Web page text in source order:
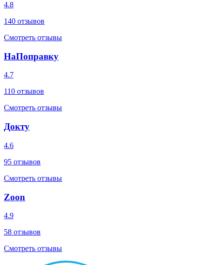
4.8
140 отзывов
Смотреть отзывы
НаПоправку
4.7
110 отзывов
Смотреть отзывы
Докту
4.6
95 отзывов
Смотреть отзывы
Zoon
4.9
58 отзывов
Смотреть отзывы